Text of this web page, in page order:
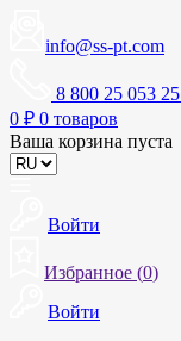
info@ss-pt.com
8 800 25 053 25
0 ₽ 0 товаров
Ваша корзина пуста
Войти
Избранное (0)
Войти